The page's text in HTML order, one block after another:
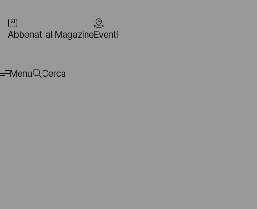
Abbonati al MagazineEventi
Menu Cerca